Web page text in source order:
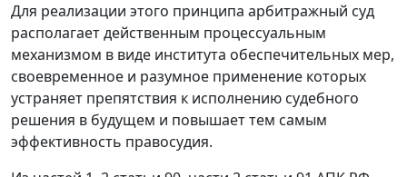
Для реализации этого принципа арбитражный суд
располагает действенным процессуальным
механизмом в виде института обеспечительных мер,
своевременное и разумное применение которых
устраняет препятствия к исполнению судебного
решения в будущем и повышает тем самым
эффективность правосудия.